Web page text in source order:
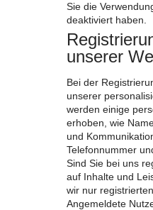
Sie die
deaktiviert haben.
unserer
Bei der
unserer
werden einige
erhoben, wie
und
Telefonnummer
Sind Sie bei uns
auf Inhalte und
wir nur
Angemeldete